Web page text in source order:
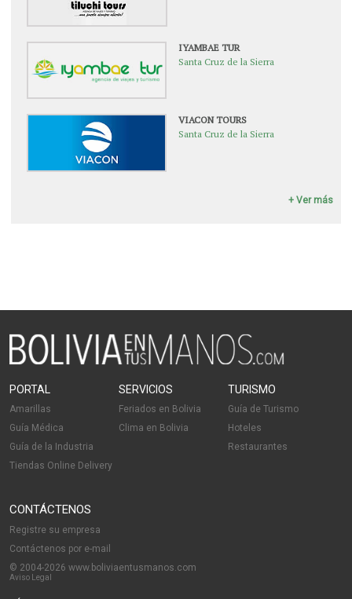
IYAMBAE TUR
Santa Cruz de la Sierra
VIACON TOURS
Santa Cruz de la Sierra
+ Ver más
PORTAL
Amarillas
Guía Médica
Guía de la Industria
Tiendas Online Delivery
SERVICIOS
Feriados en Bolivia
Clima en Bolivia
TURISMO
Guía de Turismo
Hoteles
Restaurantes
CONTÁCTENOS
Registre su empresa
Contáctenos por e-mail
© 2004-2026 www.boliviaentusmanos.com
Aviso Legal